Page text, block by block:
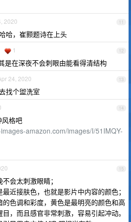
11
2020
哈，崔颢题诗在上头
12
1
是在深夜不会刺眼由能看得清结构
13
24, 2020
找个盥洗室
14
格吧
amazon.com/images/I/51IMQY-
15
会太刺激眼睛；
近接肤色，也就是影片中内容的颜色；
色调和彩度，黄色是最明亮的颜色和高
，而且感官非常刺激，容易引起冲动。